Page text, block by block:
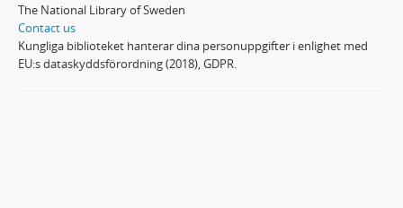
The National Library of Sweden
Contact us
Kungliga biblioteket hanterar dina personuppgifter i enlighet med
EU:s dataskyddsförordning (2018), GDPR.